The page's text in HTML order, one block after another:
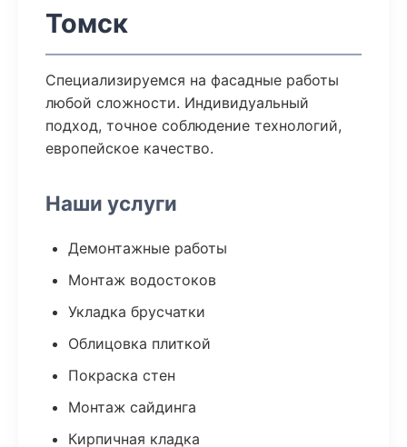
Томск
Специализируемся на фасадные работы
любой сложности. Индивидуальный
подход, точное соблюдение технологий,
европейское качество.
Наши услуги
Демонтажные работы
Монтаж водостоков
Укладка брусчатки
Облицовка плиткой
Покраска стен
Монтаж сайдинга
Кирпичная кладка